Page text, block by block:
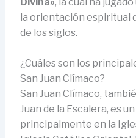
la orientación espiritual
de los siglos.
¿Cuáles son los
San Juan Clímaco?
San Juan Clímaco,
Juan de la Escalera, es
principalmente en la